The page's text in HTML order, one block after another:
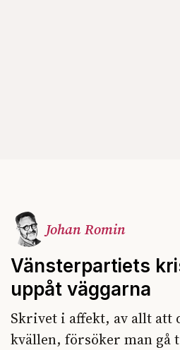
Johan Romin
Vänsterpartiets
uppåt väggarna
Skrivet i affekt, av allt att
kvällen, försöker man gå